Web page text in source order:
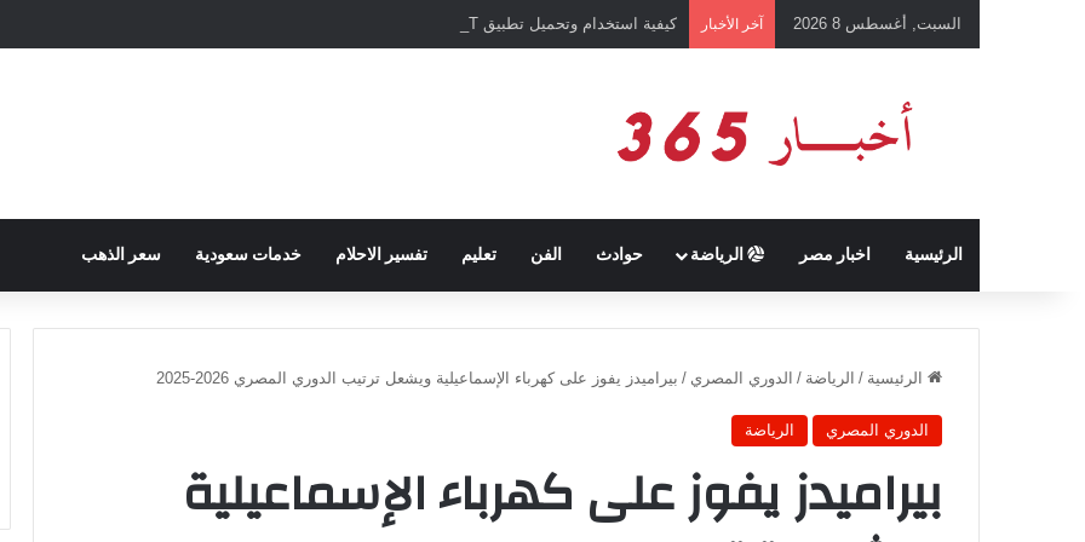
السبت, أغسطس 8 2026 آخر الأخبار كيفية استخدام وتحميل تطبيق chatGPT وإجراء المحادثات المباشرة والمراسلات الفورية
الرئيسية اخبار مصر الرياضة حوادث الفن تعليم تفسير الاحلام خدمات سعودية سعر الذهب
الرئيسية / الرياضة / الدوري المصري / بيراميدز يفوز على كهرباء الإسماعيلية ويشعل ترتيب الدوري المصري 2026-2025
الدوري المصري الرياضة
بيراميدز يفوز على كهرباء الإسماعيلية